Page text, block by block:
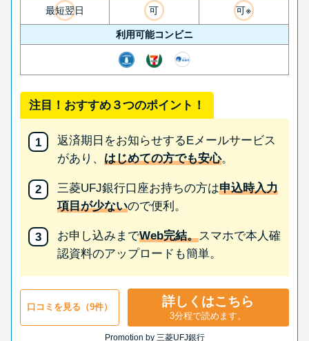
最短翌日 可 可※
利用可能コンビニ
注目！おすすめ３つのポイント！
返済期日をお知らせするEメールサービス
があり、 はじめての方でも安心。
三菱UFJ銀行口座お持ちの方は申込時入力
項目が少ないので便利。
お申し込みまでWeb完結。スマホで本人確
認資料のアップロードも簡単。
口コミを見る（9件） 詳しくはこちら
3分程で読めます。
Promotion by 三菱UFJ銀行